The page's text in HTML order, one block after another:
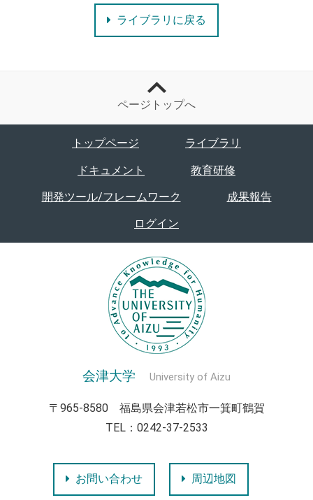
ライブラリに戻る
ページトップへ
トップページ ライブラリ
ドキュメント 教育研修
開発ツール/フレームワーク 成果報告
ログイン
会津大学 University of Aizu
〒965-8580 福島県会津若松市一箕町鶴賀
TEL：0242-37-2533
お問い合わせ 周辺地図